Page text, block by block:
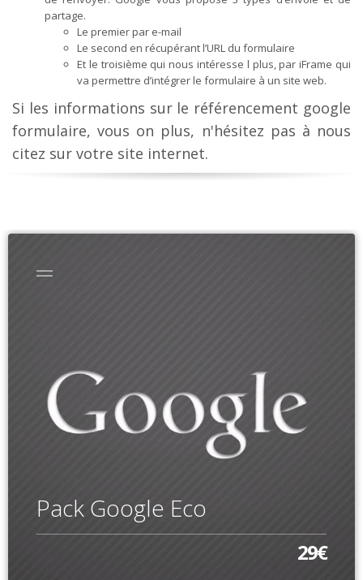
partage.
Le premier par e-mail
Le second en récupérant l’URL du formulaire
Et le troisième qui nous intéresse l plus, par iFrame qui
va permettre d’intégrer le formulaire à un site web.
Si les informations sur le référencement google
formulaire, vous on plus, n'hésitez pas à nous
citez sur votre site internet.
Pack Google Eco
29€